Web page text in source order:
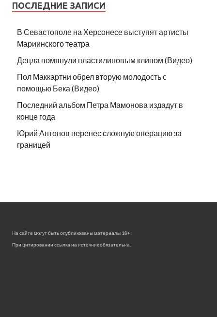
ПОСЛЕДНИЕ ЗАПИСИ
В Севастополе на Херсонесе выступят артисты
Мариинского театра
Децла помянули пластилиновым клипом (Видео)
Пол Маккартни обрел вторую молодость с
помощью Бека (Видео)
Последний альбом Петра Мамонова издадут в
конце года
Юрий Антонов перенес сложную операцию за
границей
На сайте могут быть опубликованы материалы 18+!
При цитировании ссылка на источник обязательна.